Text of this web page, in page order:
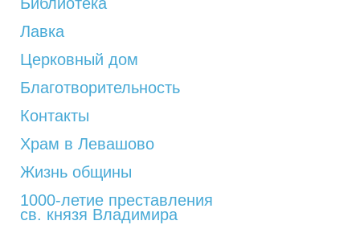
Лавка
Церковный дом
Благотворительность
Контакты
Храм в Левашово
Жизнь общины
1000-летие преставления
св. князя Владимира